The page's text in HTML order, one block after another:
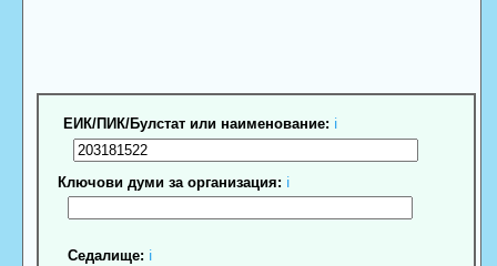
ЕИК/ПИК/Булстат или наименование: ℹ
Ключови думи за организация: ℹ
Седалище: ℹ